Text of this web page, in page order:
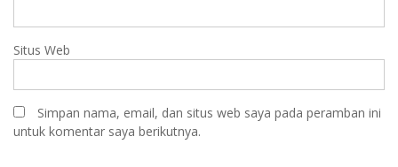
Situs Web
Simpan nama, email, dan situs web saya pada peramban ini
untuk komentar saya berikutnya.